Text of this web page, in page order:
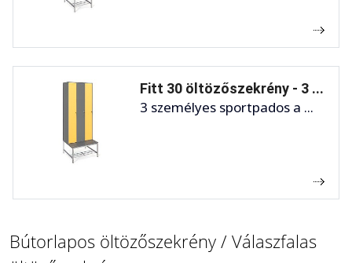
Fitt 30 öltözőszekrény - 3 ...
3 személyes sportpados a ...
Bútorlapos öltözőszekrény / Válaszfalas